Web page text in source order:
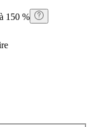
150 %